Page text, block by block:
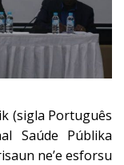
(sigla Português
Saúde Públika
ne’e esforsu